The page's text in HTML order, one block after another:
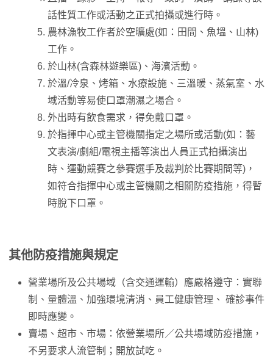
話性質工作或活動之正式拍攝或進行時。
農林漁牧工作者於空曠處(如：田間、魚塭、山林)
工作。
於山林(含森林遊樂區)、海濱活動。
於溫/冷泉、烤箱、水療設施、三溫暖、蒸氣室、水
域活動等易使口罩潮濕之場合。
外出時有飲食需求，得免戴口罩。
於指揮中心或主管機關指定之場所或活動(如：藝
文表演/劇組/電視主播等演出人員正式拍攝演出
時、運動競賽之參賽選手及裁判於比賽期間等)，
如符合指揮中心或主管機關之相關防疫措施，得暫
時脫下口罩。
其他防疫措施與規定
營業場所及公共場域（含交通運輸）應嚴格遵守：實聯
制、量體溫、加強環境清消、員工健康管理、 確診事件
即時應變。
賣場、超市、市場：依營業場所／公共場域防疫措施，
不另要求人流管制；開放試吃。